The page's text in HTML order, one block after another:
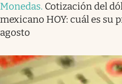
Monedas. Cotización del
mexicano HOY: cuál es su
agosto